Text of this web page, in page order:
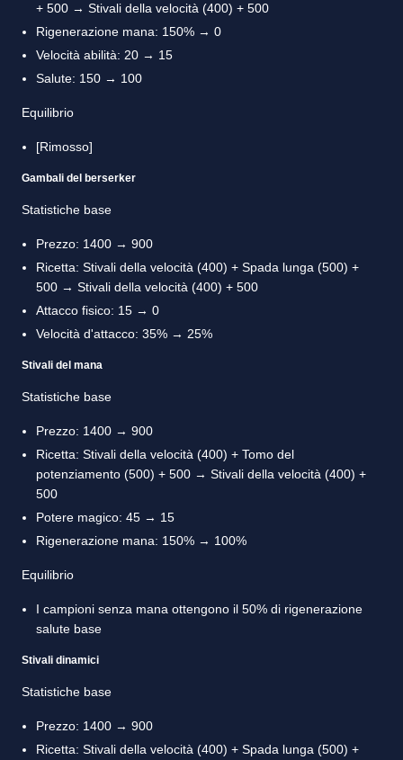
+ 500 → Stivali della velocità (400) + 500
Rigenerazione mana: 150% → 0
Velocità abilità: 20 → 15
Salute: 150 → 100
Equilibrio
[Rimosso]
Gambali del berserker
Statistiche base
Prezzo: 1400 → 900
Ricetta: Stivali della velocità (400) + Spada lunga (500) +
500 → Stivali della velocità (400) + 500
Attacco fisico: 15 → 0
Velocità d'attacco: 35% → 25%
Stivali del mana
Statistiche base
Prezzo: 1400 → 900
Ricetta: Stivali della velocità (400) + Tomo del
potenziamento (500) + 500 → Stivali della velocità (400) +
500
Potere magico: 45 → 15
Rigenerazione mana: 150% → 100%
Equilibrio
I campioni senza mana ottengono il 50% di rigenerazione
salute base
Stivali dinamici
Statistiche base
Prezzo: 1400 → 900
Ricetta: Stivali della velocità (400) + Spada lunga (500) +